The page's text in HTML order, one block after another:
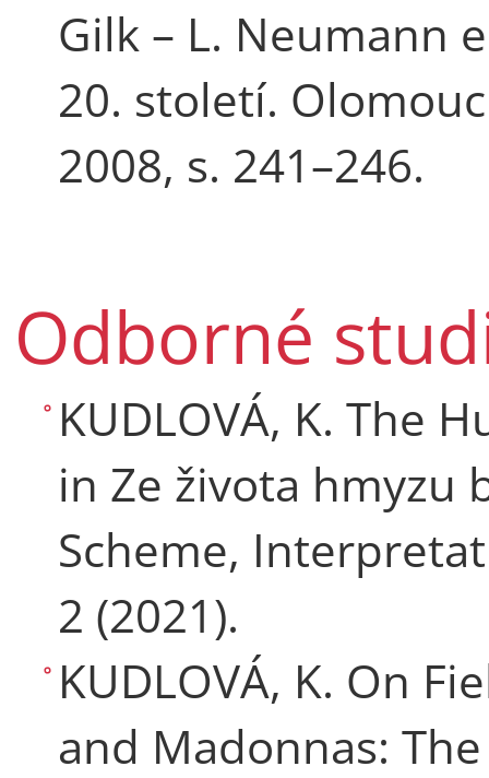
Gilk – L. Neumann
20. století.
2008, s. 241–246.
Odborné
KUDLOVÁ, K. The
in Ze života hmyzu
Scheme,
2 (2021).
KUDLOVÁ, K. On
and Madonnas: